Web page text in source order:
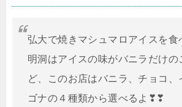
弘大で焼きマシュマロアイスを食
明洞はアイスの味がバニラだけの
ど、このお店はバニラ、チョコ、
ゴナの４種類から選べるよ❣❣